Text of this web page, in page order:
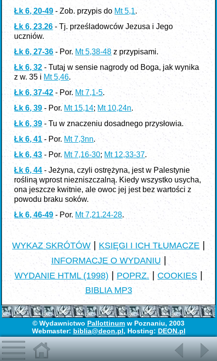
Łk 6, 20-49 - Zob. przypis doMt 5,1.
Łk 6, 23.26 - Tj. prześladowców Jezusa i Jego
uczniów.
Łk 6, 27-36 - Por.Mt 5,38-48 z przypisami.
Łk 6, 32 - Tutaj w sensie nagrody od Boga, jak wynika
z w. 35 i Mt 5,46.
Łk 6, 37-42 - Por. Mt 7,1-5.
Łk 6, 39 - Por. Mt 15,14; Mt 10,24n.
Łk 6, 39 - Tu w znaczeniu dosadnego przysłowia.
Łk 6, 41 - Por. Mt 7,3nn.
Łk 6, 43 - Por. Mt 7,16-30; Mt 12,33-37.
Łk 6, 44 - Jeżyna, czyli ostrężyna, jest w Palestynie
rośliną wprost niezniszczalną. Kiedy wszystko usycha,
ona jeszcze kwitnie, ale owoc jej jest bez wartości z
powodu braku soków.
Łk 6, 46-49 - Por. Mt 7,21.24-28.
WYKAZ SKRÓTÓW KSIĘGI I ICH TŁUMACZE
INFORMACJE O WYDANIU|
WYDANIE HTML (1998) POPRZ. COOKIES
BIBLIA MP3
© Wydawnictwo Pallottinum w Poznaniu, 2003
Webmaster: biblia@deon.pl, Hosting: DEON.pl